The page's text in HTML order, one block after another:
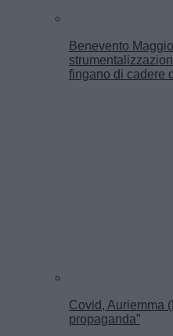
Benevento
fingano di cadere
Covid, Auriemma
propaganda”